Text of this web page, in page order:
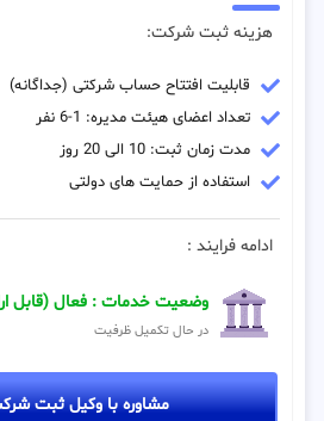
هزینه ثبت شرکت:
قابلیت افتتاح حساب شرکتی (جداگانه)
تعداد اعضای هیئت مدیره: 1-6 نفر
مدت زمان ثبت: 10 الی 20 روز
استفاده از حمایت های دولتی
ادامه فرایند :
وضعیت خدمات : فعال (قابل
در حال تکمیل ظرفیت
مشاوره با وکیل ثبت